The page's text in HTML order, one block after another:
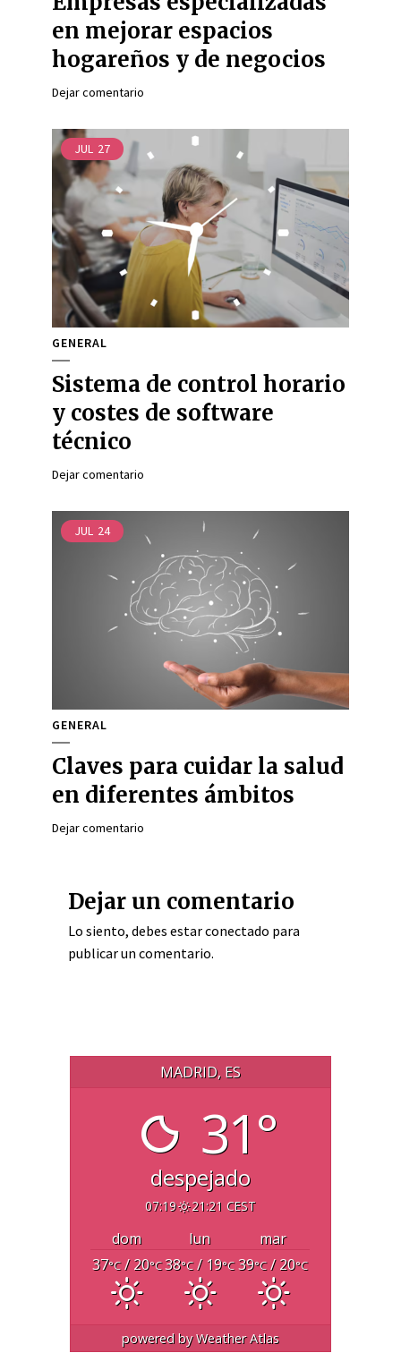
en mejorar espacios
hogareños y de negocios
Dejar comentario
JUL 27
GENERAL
Sistema de control horario
y costes de software
técnico
Dejar comentario
JUL 24
GENERAL
Claves para cuidar la salud
en diferentes ámbitos
Dejar comentario
Dejar un comentario
Lo siento, debes estarconectado para
publicar un comentario.
MADRID, ES
31°
despejado
07:19 21:21 CEST
dom lun
mar
37°C/ 20°C38°C/ 19°C 39°C/ 20°C
powered byWeather Atlas